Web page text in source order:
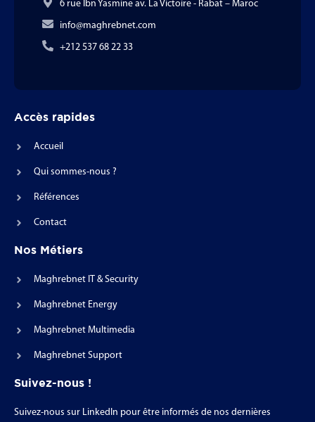
6 rue Ibn Yasmine av. La Victoire - Rabat – Maroc
info@maghrebnet.com
+212 537 68 22 33
Accès rapides
Accueil
Qui sommes-nous ?
Références
Contact
Nos Métiers
Maghrebnet IT & Security
Maghrebnet Energy
Maghrebnet Multimedia
Maghrebnet Support
Suivez-nous !
Suivez-nous sur LinkedIn pour être informés de nos dernières